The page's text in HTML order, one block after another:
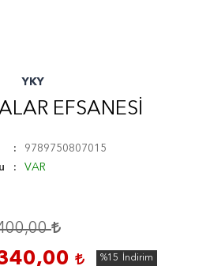
YKY
EFSANESI
9789750807015
VAR
%15 İndirim